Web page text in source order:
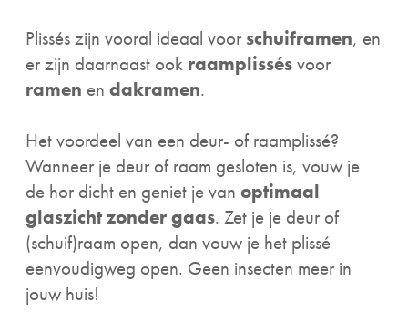
Plissés zijn vooral ideaal voor schuiframen, en
er zijn daarnaast ook raamplissésvoor
ramen en dakramen.
Het voordeel van een deur- of raamplissé?
Wanneer je deur of raam gesloten is, vouw je
de hor dicht en geniet je van optimaal
glaszicht zonder gaas. Zet je je deur of
(schuif)raam open, dan vouw je het plissé
eenvoudigweg open. Geen insecten meer in
jouw huis!